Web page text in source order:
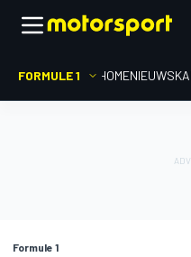
FORMULE 1 HOMENIEUWS
Formule 1